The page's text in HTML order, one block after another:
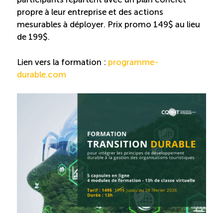
propre à leur entreprise et des actions
mesurables à déployer. Prix promo 149$ au lieu
de 199$.
Lien vers la formation : programme-
durable.com